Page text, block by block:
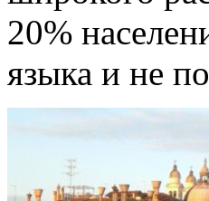
20%
языка и не